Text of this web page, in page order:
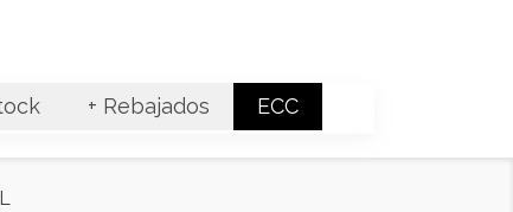
+ Rebajados ECC